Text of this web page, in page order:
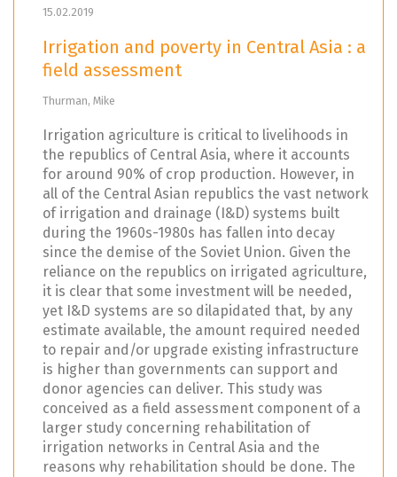
15.02.2019
Irrigation and poverty in Central Asia : a
field assessment
Thurman, Mike
Irrigation agriculture is critical to livelihoods in
the republics of Central Asia, where it accounts
for around 90% of crop production. However, in
all of the Central Asian republics the vast network
of irrigation and drainage (I&D) systems built
during the 1960s-1980s has fallen into decay
since the demise of the Soviet Union. Given the
reliance on the republics on irrigated agriculture,
it is clear that some investment will be needed,
yet I&D systems are so dilapidated that, by any
estimate available, the amount required needed
to repair and/or upgrade existing infrastructure
is higher than governments can support and
donor agencies can deliver. This study was
conceived as a field assessment component of a
larger study concerning rehabilitation of
irrigation networks in Central Asia and the
reasons why rehabilitation should be done. The